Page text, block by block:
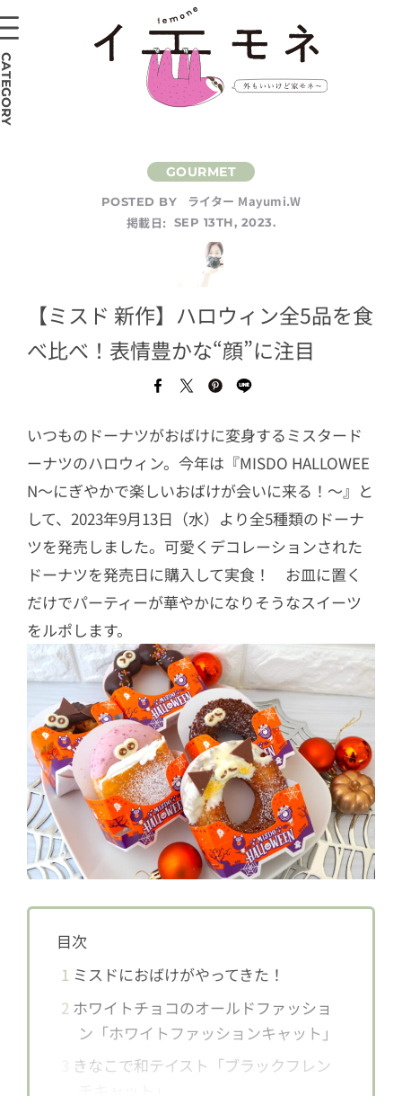
POSTED BY
ライター Mayumi.W
掲載日:
SEP 13TH, 2023.
【ミスド 新作】ハロウィン全5品を食
べ比べ！表情豊かな“顔”に注目
いつものドーナツがおばけに変身するミスタード
ーナツのハロウィン。今年は『MISDO HALLOWEE
N～にぎやかで楽しいおばけが会いに来る！～』と
して、2023年9月13日（水）より全5種類のドーナ
ツを発売しました。可愛くデコレーションされた
ドーナツを発売日に購入して実食！ お皿に置く
だけでパーティーが華やかになりそうなスイーツ
をルポします。
目次
1 ミスドにおばけがやってきた！
2 ホワイトチョコのオールドファッショ
ン「ホワイトファッションキャット」
きなこで和テイスト「ブラックフレン